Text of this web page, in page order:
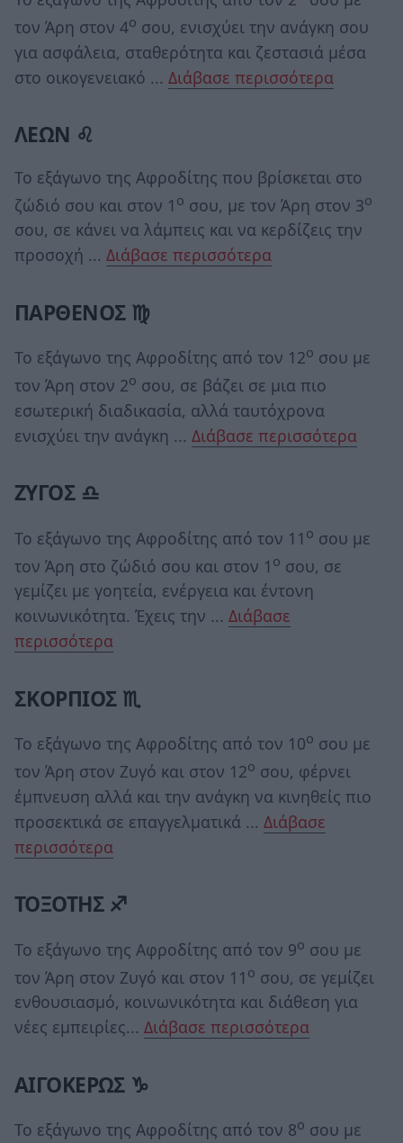
τον Άρη στον 4ο σου, ενισχύει την ανάγκη σου
για ασφάλεια, σταθερότητα και ζεστασιά μέσα
στο οικογενειακό ... Διάβασε περισσότερα
ΛΕΩΝ ♌
Το εξάγωνο της Αφροδίτης που βρίσκεται στο
ζώδιό σου και στον 1 ο σου, με τον Άρη στον 3ο
σου, σε κάνει να λάμπεις και να κερδίζεις την
προσοχή ... Διάβασε περισσότερα
ΠΑΡΘΕΝΟΣ ♍
Το εξάγωνο της Αφροδίτης από τον 12ο σου με
τον Άρη στον 2ο σου, σε βάζει σε μια πιο
εσωτερική διαδικασία, αλλά ταυτόχρονα
ενισχύει την ανάγκη ... Διάβασε περισσότερα
ΖΥΓΟΣ ♎
Το εξάγωνο της Αφροδίτης από τον 11 ο σου με
τον Άρη στο ζώδιό σου και στον 1 ο σου, σε
γεμίζει με γοητεία, ενέργεια και έντονη
κοινωνικότητα. Έχεις την ... Διάβασε
περισσότερα
ΣΚΟΡΠΙΟΣ ♏
Το εξάγωνο της Αφροδίτης από τον 10ο σου με
τον Άρη στον Ζυγό και στον 12ο σου, φέρνει
έμπνευση αλλά και την ανάγκη να κινηθείς πιο
προσεκτικά σε επαγγελματικά ... Διάβασε
περισσότερα
ΤΟΞΟΤΗΣ ♐
Το εξάγωνο της Αφροδίτης από τον 9ο σου με
τον Άρη στον Ζυγό και στον 11 ο σου, σε γεμίζει
ενθουσιασμό, κοινωνικότητα και διάθεση για
νέες εμπειρίες... Διάβασε περισσότερα
ΑΙΓΟΚΕΡΩΣ ♑
Το εξάγωνο της Αφροδίτης από τον 8ο σου με